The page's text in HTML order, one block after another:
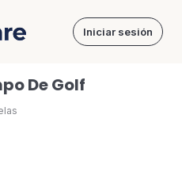
Iniciar sesión
De Golf